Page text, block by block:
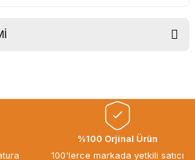
|
%100 Orjinal Ürün
100'lerce markada yetkili satıcı